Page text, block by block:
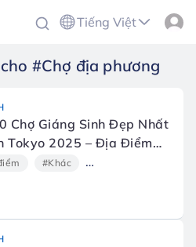
Tiếng Việt
#Chợ địa phương
Chợ Giáng Sinh Đẹp Nhất
Tokyo 2025 – Địa Điểm
in Lung Linh Mùa Lễ Hội
#Khác